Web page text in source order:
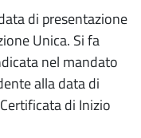
di presentazione
Unica. Si fa
nel mandato
alla data di
di Inizio